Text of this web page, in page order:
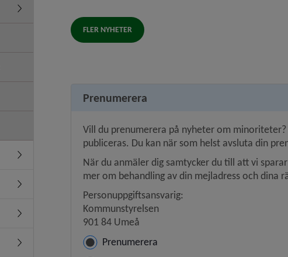
Undermeny för Samråd
Undermeny för Projektfinansiering
Undermeny för Internationellt arbete
Undermeny för Press- och informationsmaterial
Undermeny för Dataskydd, personuppgifter
FLER NYHETER
Prenumerera
Vill du prenumerera på nyheter om
publiceras. Du kan när som helst avsluta din
När du anmäler dig samtycker du till att vi
mer om behandling av din mejladress och dina
Personuppgiftsansvarig:
Kommunstyrelsen
901 84 Umeå
Hantera prenumeration
Prenumerera